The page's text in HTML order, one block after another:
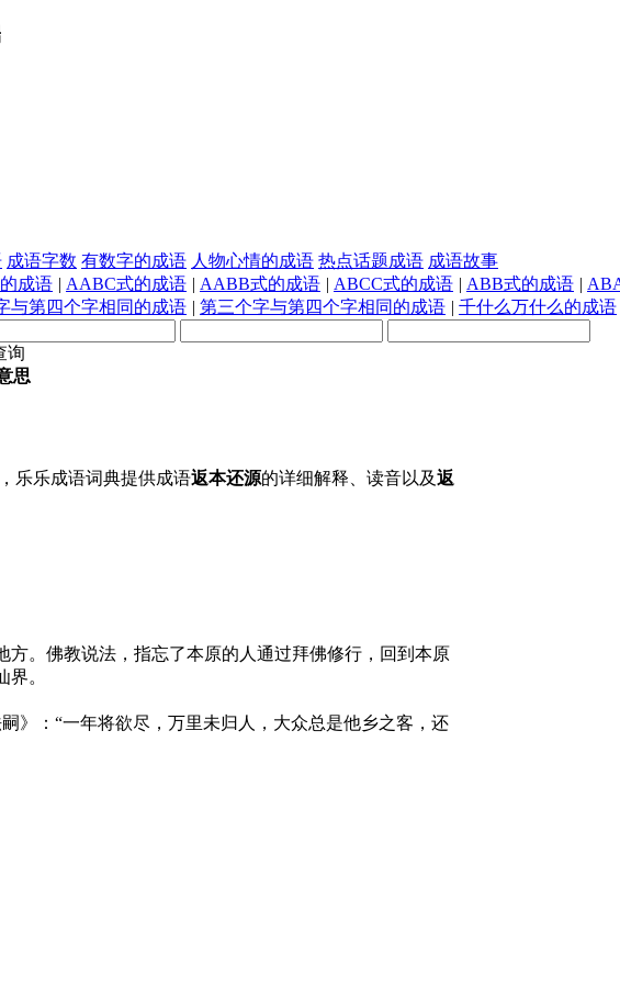
成语字数 有数字的成语 人物心情的成语 热点话题成语 成语故事
成语 | AABC式的成语 | AABB式的成语 | ABCC式的成语 | ABB式的成语 |
与第四个字相同的成语 | 第三个字与第四个字相同的成语 | 千什么万什么的成语
询
思
乐乐成语词典提供成语返本还源的详细解释、读音以及返
方。佛教说法，指忘了本原的人通过拜佛修行，回到本原
。
》：“一年将欲尽，万里未归人，大众总是他乡之客，还